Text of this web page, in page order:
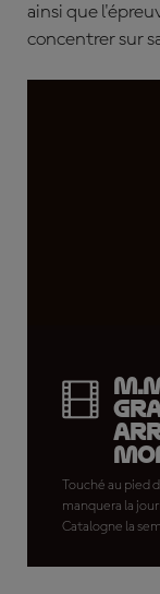
ainsi que
concentrer sur
Touché au pied
manquera la
Catalogne la